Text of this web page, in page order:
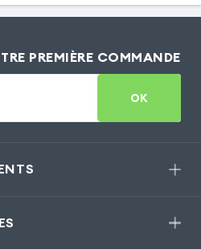
PREMIÈRE COMMANDE
OK